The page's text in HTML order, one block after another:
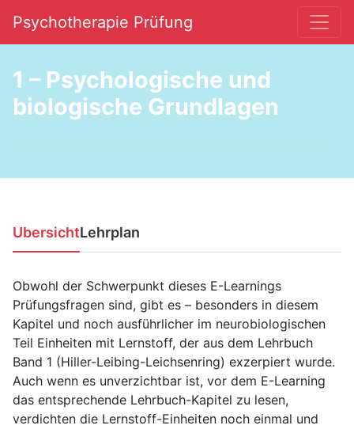
Hauptnavigation
Psychotherapie Prüfung
1 – Psychologische und
biologische Grundlagen
ÜbersichtLehrplan
Obwohl der Schwerpunkt dieses E-Learnings
Prüfungsfragen sind, gibt es – besonders in diesem
Kapitel und noch ausführlicher im neurobiologischen
Teil Einheiten mit Lernstoff, der aus dem Lehrbuch
Band 1 (Hiller-Leibing-Leichsenring) exzerpiert wurde.
Auch wenn es unverzichtbar ist, vor dem E-Learning
das entsprechende Lehrbuch-Kapitel zu lesen,
verdichten die Lernstoff-Einheiten noch einmal und